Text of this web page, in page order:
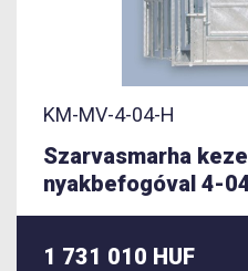
KM-MV-4-04-H
Szarvasmarha
nyakbefogóval 4-
1 731 010 HUF